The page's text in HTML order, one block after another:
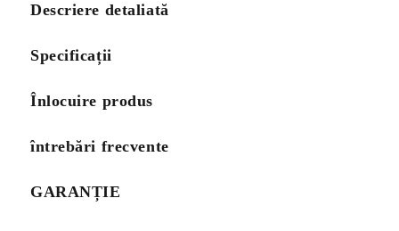
Descriere detaliată
Specificații
Înlocuire produs
întrebări frecvente
GARANȚIE